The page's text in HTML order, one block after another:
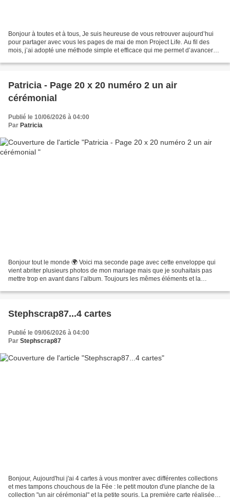
Bonjour à toutes et à tous, Je suis heureuse de vous retrouver aujourd’hui
pour partager avec vous les pages de mai de mon Project Life. Au fil des
mois, j’ai adopté une méthode simple et efficace qui me permet d’avancer
Patricia - Page 20 x 20 numéro 2 un air
cérémonial
Publié le 10/06/2026 à 04:00
Par Patricia
Bonjour tout le monde 🌍 Voici ma seconde page avec cette enveloppe qui
vient abriter plusieurs photos de mon mariage mais que je souhaitais pas
mettre trop en avant dans l’album. Toujours les mêmes éléments et la
Stephscrap87...4 cartes
Publié le 09/06/2026 à 04:00
Par Stephscrap87
Bonjour, Aujourd'hui j'ai 4 cartes à vous montrer avec différentes collections
et mes tampons chouchous de la Fée : le petit mouton d'une planche de la
collection "un air cérémonial" et la petite souris. La première carte réalisée